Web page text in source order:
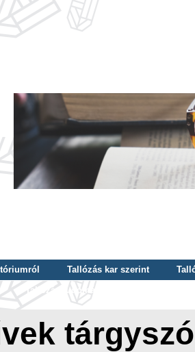
Tallózás kar szerint
Tallózás tudományterület szerint